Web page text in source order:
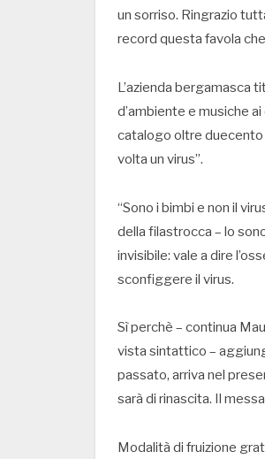
un sorriso. Ringrazio
record questa favola
L’azienda bergamasca
d’ambiente e musiche
catalogo oltre duecento
volta un virus”.
“Sono i bimbi e non il
della filastrocca – lo
invisibile: vale a dire
sconfiggere il virus.
Sì perchè – continua
vista sintattico –
passato, arriva nel
sarà di rinascita. Il
Modalità di fruizione